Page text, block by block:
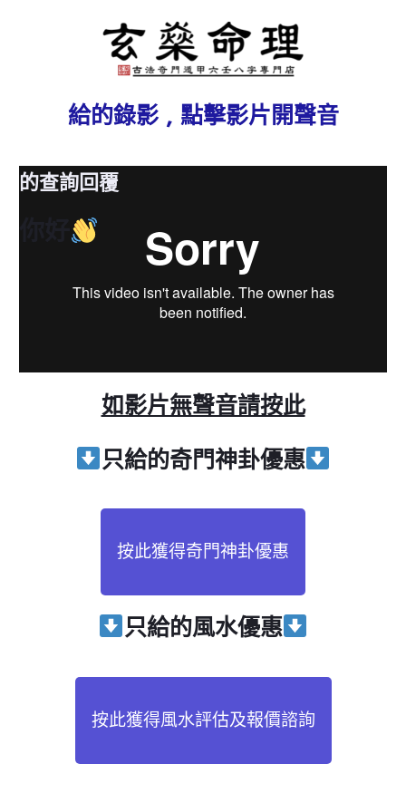
給的錄影 , 點擊影片開聲音
的查詢回覆
如影片無聲音請按此
只給的奇門神卦優惠
按此獲得奇門神卦優惠
只給的風水優惠
按此獲得風水評估及報價諮詢